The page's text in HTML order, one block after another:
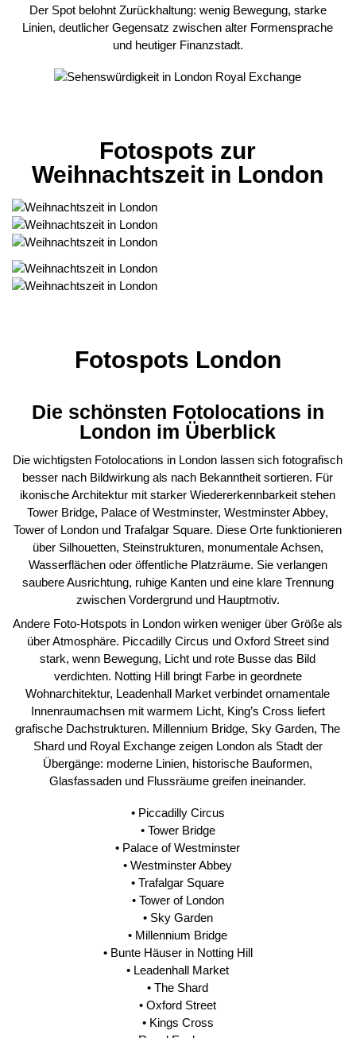
Der Spot belohnt Zurückhaltung: wenig Bewegung, starke
Linien, deutlicher Gegensatz zwischen alter Formensprache
und heutiger Finanzstadt.
Fotospots zur
Weihnachtszeit in London
Fotospots London
Die schönsten Fotolocations in
London im Überblick
Die wichtigsten Fotolocations in London lassen sich fotografisch
besser nach Bildwirkung als nach Bekanntheit sortieren. Für
ikonische Architektur mit starker Wiedererkennbarkeit stehen
Tower Bridge, Palace of Westminster, Westminster Abbey,
Tower of London und Trafalgar Square. Diese Orte funktionieren
über Silhouetten, Steinstrukturen, monumentale Achsen,
Wasserflächen oder öffentliche Platzräume. Sie verlangen
saubere Ausrichtung, ruhige Kanten und eine klare Trennung
zwischen Vordergrund und Hauptmotiv.
Andere Foto-Hotspots in London wirken weniger über Größe als
über Atmosphäre. Piccadilly Circus und Oxford Street sind
stark, wenn Bewegung, Licht und rote Busse das Bild
verdichten. Notting Hill bringt Farbe in geordnete
Wohnarchitektur, Leadenhall Market verbindet ornamentale
Innenraumachsen mit warmem Licht, King’s Cross liefert
grafische Dachstrukturen. Millennium Bridge, Sky Garden, The
Shard und Royal Exchange zeigen London als Stadt der
Übergänge: moderne Linien, historische Bauformen,
Glasfassaden und Flussräume greifen ineinander.
• Piccadilly Circus
• Tower Bridge
• Palace of Westminster
• Westminster Abbey
• Trafalgar Square
• Tower of London
• Sky Garden
• Millennium Bridge
• Bunte Häuser in Notting Hill
• Leadenhall Market
• The Shard
• Oxford Street
• Kings Cross